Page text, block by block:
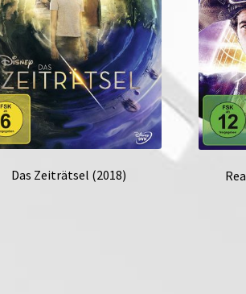
Das Zeiträtsel (2018)